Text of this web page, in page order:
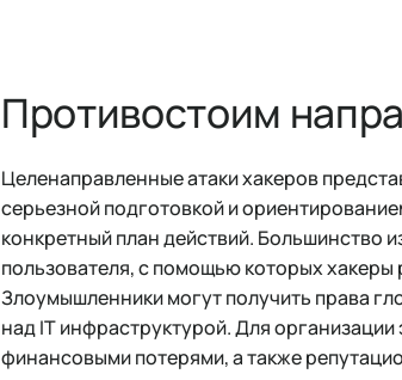
Противостоим
Целенаправленные атаки хакеров
серьезной подготовкой и
конкретный план действий. Большинство
пользователя, с помощью которых
Злоумышленники могут получить права
над IT инфраструктурой. Для
финансовыми потерями, а также